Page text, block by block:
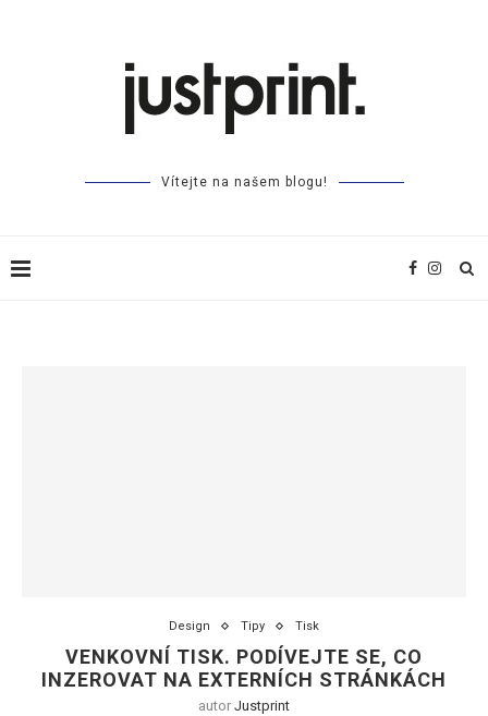
Vítejte na našem blogu!
Design Tipy Tisk
VENKOVNÍ TISK. PODÍVEJTE SE, CO
INZEROVAT NA EXTERNÍCH STRÁNKÁCH
autor Justprint